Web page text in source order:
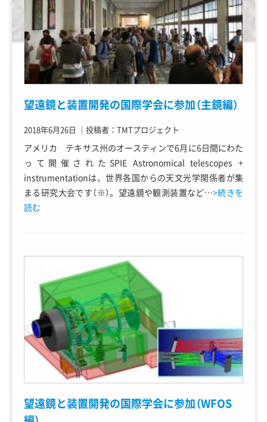
望遠鏡と装置開発の国際学会に参加（主鏡編）
2018年6月26日 ｜ 投稿者：TMTプロジェクト
アメリカ テキサス州のオースティンで6月に6日間にわた
って開催されたSPIE Astronomical telescopes +
instrumentationは、世界各国からの天文光学関係者が集
まる研究大会です（※）。望遠鏡や観測装置など…>続きを
読む
望遠鏡と装置開発の国際学会に参加（WFOS